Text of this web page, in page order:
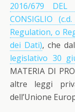
2016/679 DEL
CONSIGLIO
Regulation, o
dei Dati), che
legislativo 30
MATERIA DI
altre leggi
dell’Unione